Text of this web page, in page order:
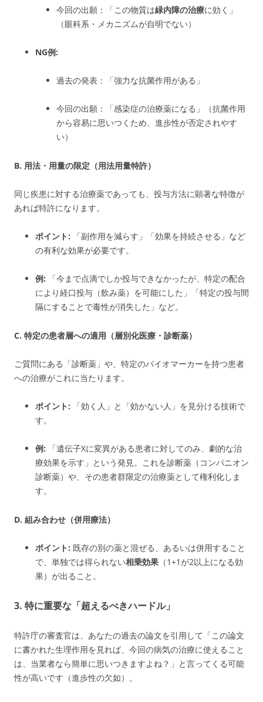
今回の出願：「この物質は緑内障の治療に効く」
（眼科系・メカニズムが自明でない）
NG例:
過去の発表：「強力な抗菌作用がある」
今回の出願：「感染症の治療薬になる」（抗菌作用
から容易に思いつくため、進歩性が否定されやす
い）
B. 用法・用量の限定（用法用量特許）
同じ疾患に対する治療薬であっても、投与方法に顕著な特徴が
あれば特許になります。
ポイント: 「副作用を減らす」「効果を持続させる」など
の有利な効果が必要です。
例: 「今まで点滴でしか投与できなかったが、特定の配合
により経口投与（飲み薬）を可能にした」「特定の投与間
隔にすることで毒性が消失した」など。
C. 特定の患者層への適用（層別化医療・診断薬）
ご質問にある「診断薬」や、特定のバイオマーカーを持つ患者
への治療がこれに当たります。
ポイント: 「効く人」と「効かない人」を見分ける技術で
す。
例: 「遺伝子Xに変異がある患者に対してのみ、劇的な治
療効果を示す」という発見。これを診断薬（コンパニオン
診断薬）や、その患者群限定の治療薬として権利化しま
す。
D. 組み合わせ（併用療法）
ポイント: 既存の別の薬と混ぜる、あるいは併用すること
で、単独では得られない相乗効果 （1+1が2以上になる効
果）が出ること。
3. 特に重要な「超えるべきハードル」
特許庁の審査官は、あなたの過去の論文を引用して「この論文
に書かれた生理作用を見れば、今回の病気の治療に使えること
は、当業者なら簡単に思いつきますよね？」と言ってくる可能
性が高いです（進歩性の欠如）。